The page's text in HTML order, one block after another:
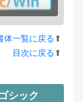
体一覧に戻る⬆︎
目次に戻る⬆︎
シック